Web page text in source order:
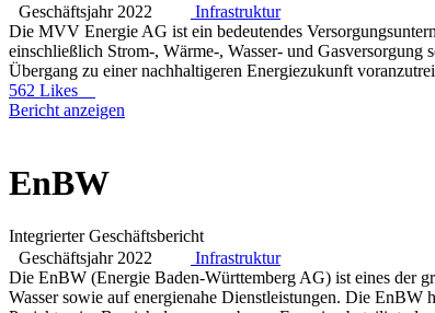
Geschäftsjahr 2022
Infrastruktur
Die MVV Energie AG ist ein bedeutendes
einschließlich Strom-, Wärme-, Wasser- und
Übergang zu einer nachhaltigeren Energiezukunft
562 Likes
Bericht anzeigen
EnBW
Integrierter Geschäftsbericht
Geschäftsjahr 2022
Infrastruktur
Die EnBW (Energie Baden-Württemberg AG) ist eines der
Wasser sowie auf energienahe Dienstleistungen. Die